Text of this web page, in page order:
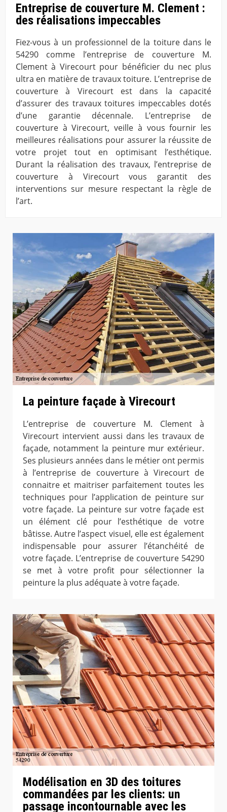
Entreprise de couverture M. Clement :
des réalisations impeccables
Fiez-vous à un professionnel de la toiture dans le
54290 comme l’entreprise de couverture M.
Clement à Virecourt pour bénéficier du nec plus
ultra en matière de travaux toiture. L’entreprise de
couverture à Virecourt est dans la capacité
d’assurer des travaux toitures impeccables dotés
d’une garantie décennale. L’entreprise de
couverture à Virecourt, veille à vous fournir les
meilleures réalisations pour assurer la réussite de
votre projet tout en optimisant l’esthétique.
Durant la réalisation des travaux, l’entreprise de
couverture à Virecourt vous garantit des
interventions sur mesure respectant la règle de
l’art.
La peinture façade à Virecourt
L’entreprise de couverture M. Clement à
Virecourt intervient aussi dans les travaux de
façade, notamment la peinture mur extérieur.
Ses plusieurs années dans le métier ont permis
à l’entreprise de couverture à Virecourt de
connaitre et maitriser parfaitement toutes les
techniques pour l’application de peinture sur
votre façade. La peinture sur votre façade est
un élément clé pour l’esthétique de votre
bâtisse. Autre l’aspect visuel, elle est également
indispensable pour assurer l’étanchéité de
votre façade. L’entreprise de couverture 54290
se met à votre profit pour sélectionner la
peinture la plus adéquate à votre façade.
Modélisation en 3D des toitures
commandées par les clients: un
passage incontournable avec les